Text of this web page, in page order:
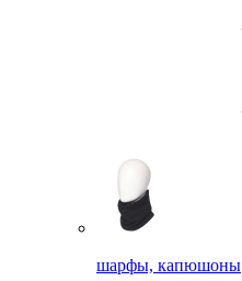
шарфы, капюшоны